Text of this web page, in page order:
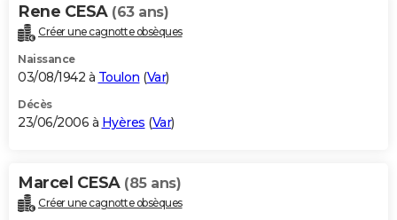
Rene CESA (63 ans)
Créer une cagnotte obsèques
Naissance
03/08/1942 à Toulon (Var)
Décès
23/06/2006 à Hyères (Var)
Marcel CESA (85 ans)
Créer une cagnotte obsèques